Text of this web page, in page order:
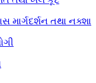
માર્ગદર્શન તથા નક્શા